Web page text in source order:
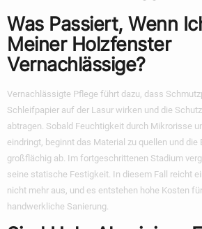
Was Passiert, Wenn
Meiner Holzfenster
Vernachlässige?
Vernachlässigte Pflege führt dazu, dass
Schleifpapier auf der Lasur wirken und die
abtragen. Sobald Feuchtigkeit durch Mikrorisse
eindringt, beginnt das Material zu quellen und
großflächig ab. Im fortgeschrittenen Stadium
seine statische Festigkeit. In diesem Fall reicht
nicht mehr aus, und es entstehen hohe Kosten
handwerkliche Sanierung.